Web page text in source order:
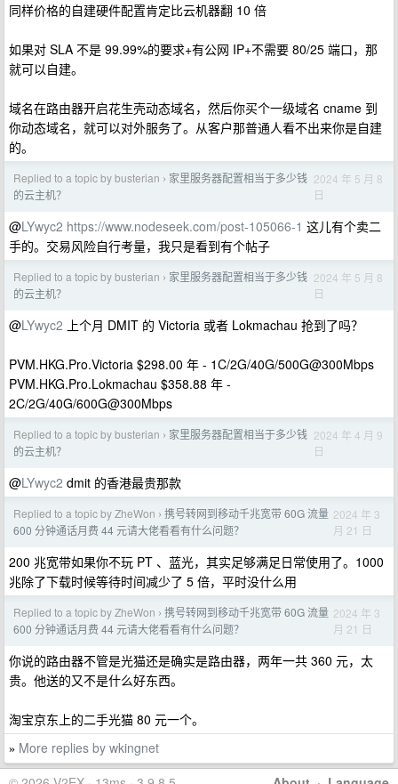
同样价格的自建硬件配置肯定比云机器翻 10 倍
如果对 SLA 不是 99.99%的要求+有公网 IP+不需要 80/25 端口，那
就可以自建。
域名在路由器开启花生壳动态域名，然后你买个一级域名 cname 到
你动态域名，就可以对外服务了。从客户那普通人看不出来你是自建
的。
Replied to a topic by busterian › 家里服务器配置相当于多少钱
的云主机？
2024 年 5 月 8
日
@LYwyc2 https://www.nodeseek.com/post-105066-1 这儿有个卖二
手的。交易风险自行考量，我只是看到有个帖子
Replied to a topic by busterian › 家里服务器配置相当于多少钱
的云主机？
2024 年 5 月 8
日
@LYwyc2 上个月 DMIT 的 Victoria 或者 Lokmachau 抢到了吗？
PVM.HKG.Pro.Victoria $298.00 年 - 1C/2G/40G/500G@300Mbps
PVM.HKG.Pro.Lokmachau $358.88 年 -
2C/2G/40G/600G@300Mbps
Replied to a topic by busterian › 家里服务器配置相当于多少钱
的云主机？
2024 年 4 月 9
日
@LYwyc2 dmit 的香港最贵那款
Replied to a topic by ZheWon › 携号转网到移动千兆宽带 60G 流量
600 分钟通话月费 44 元请大佬看看有什么问题？
2024 年 3
月 21 日
200 兆宽带如果你不玩 PT 、蓝光，其实足够满足日常使用了。1000
兆除了下载时候等待时间减少了 5 倍，平时没什么用
Replied to a topic by ZheWon › 携号转网到移动千兆宽带 60G 流量
600 分钟通话月费 44 元请大佬看看有什么问题？
2024 年 3
月 21 日
你说的路由器不管是光猫还是确实是路由器，两年一共 360 元，太
贵。他送的又不是什么好东西。
淘宝京东上的二手光猫 80 元一个。
» More replies by wkingnet